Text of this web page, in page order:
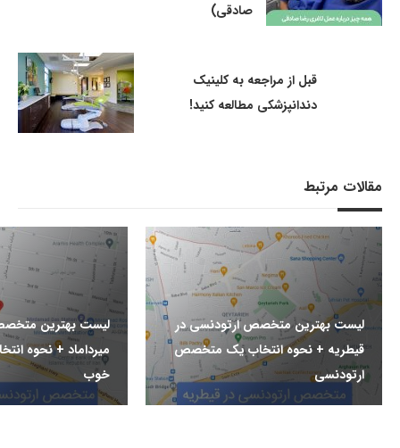
صادقی)
قبل از مراجعه به کلینیک
دندانپزشکی مطالعه کنید!
مقالات مرتبط
لیست بهترین متخصص ارتودنسی در
قیطریه + نحوه انتخاب یک متخصص
ارتودنسی
لیست بهترین
میرداماد + نحوه
خوب